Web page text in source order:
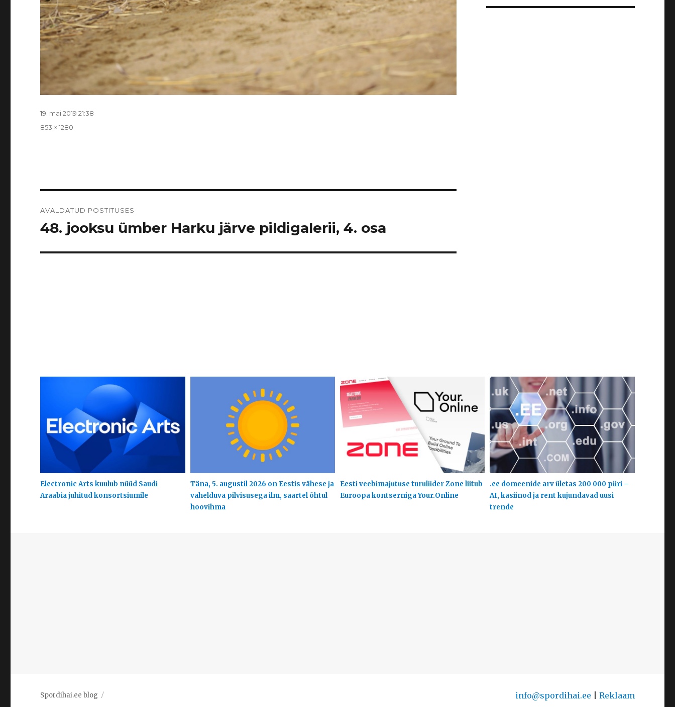
Postitatud
19. mai 2019 21:38
Täissuurus
853 × 1280
AVALDATUD POSTITUSES
48. jooksu ümber Harku järve pildigalerii, 4. osa
Electronic Arts kuulub nüüd Saudi
Araabia juhitud konsortsiumile
Täna, 5. augustil 2026 on Eestis vähese ja
vahelduva pilvisusega ilm, saartel õhtul
hoovihma
Eesti veebimajutuse turuliider Zone liitub
Euroopa kontserniga Your.Online
.ee domeenide arv ületas 200 000 piiri –
AI, kasiinod ja rent kujundavad uusi
trende
Spordihai.ee blog info@spordihai.ee Reklaam